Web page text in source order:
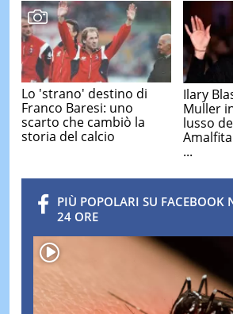
Lo 'strano' destino di
Franco Baresi: uno
scarto che cambiò la
storia del calcio
Ilary
Muller
lusso
...
PIÙ POPOLARI SU FACEBOOK
24 ORE